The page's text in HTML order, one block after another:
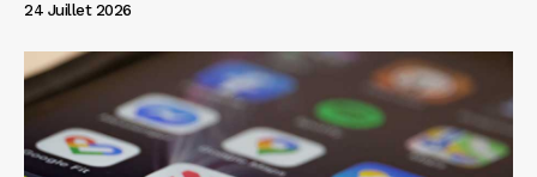
24 Juillet 2026